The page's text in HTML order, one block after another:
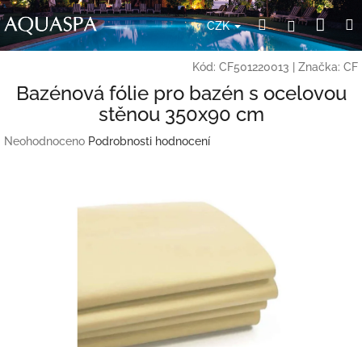
Přejít
na
obsah
CZK HledatPřihlášení
Kód: CF501220013 Značka: CF
Bazénová fólie pro bazén s ocelovou
stěnou 350x90 cm
Průměrné
Neohodnoceno Podrobnosti hodnocení